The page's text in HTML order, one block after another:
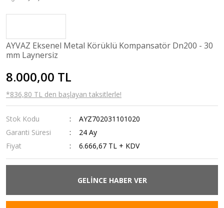
AYVAZ Eksenel Metal Körüklü Kompansatör Dn200 - 30
mm Laynersiz
8.000,00 TL
*836,80 TL den başlayan taksitlerle!
Stok Kodu
AYZ702031101020
Garanti Süresi
24 Ay
Fiyat
6.666,67 TL + KDV
GELİNCE HABER VER